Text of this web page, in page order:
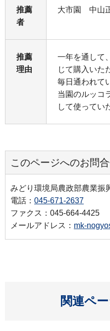
推薦
者
大市園 中山
推薦
理由
一年を通して
じて購入いた
毎日通われて
当園のルッコ
して使ってい
このページへのお問
みどり環境局農政部農業振
電話： 045-671-2637
ファクス：045-664-4425
メールアドレス： mk-
関連ペ